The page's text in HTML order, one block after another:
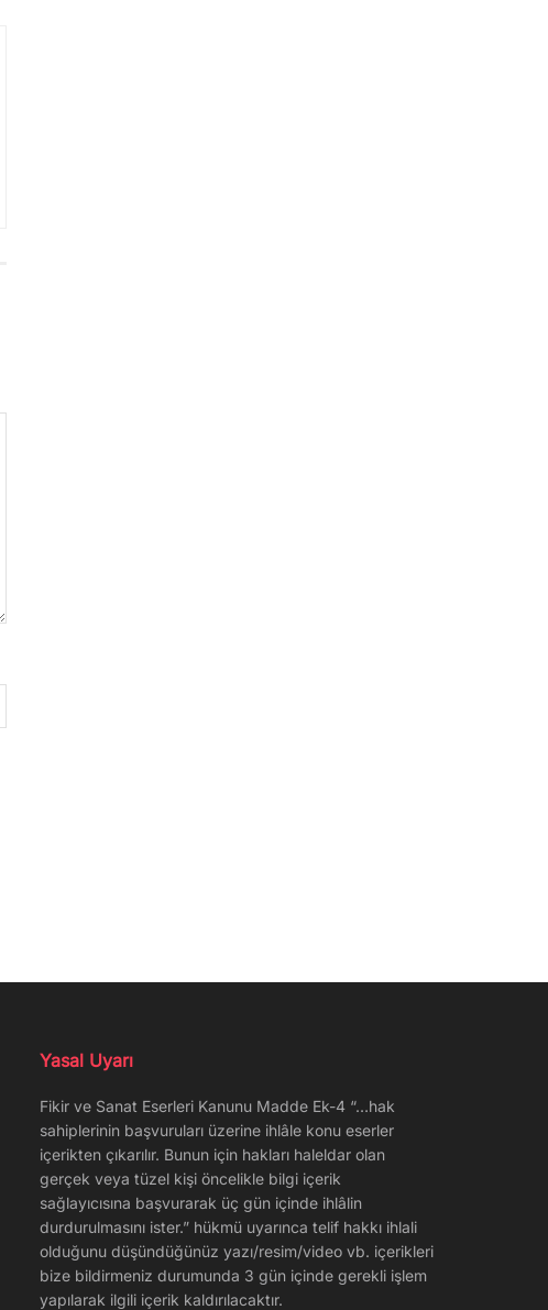
Yasal Uyarı
Fikir ve Sanat Eserleri Kanunu Madde Ek-4 “…hak
sahiplerinin başvuruları üzerine ihlâle konu eserler
içerikten çıkarılır. Bunun için hakları haleldar olan
gerçek veya tüzel kişi öncelikle bilgi içerik
sağlayıcısına başvurarak üç gün içinde ihlâlin
durdurulmasını ister.” hükmü uyarınca telif hakkı ihlali
olduğunu düşündüğünüz yazı/resim/video vb. içerikleri
bize bildirmeniz durumunda 3 gün içinde gerekli işlem
yapılarak ilgili içerik kaldırılacaktır.